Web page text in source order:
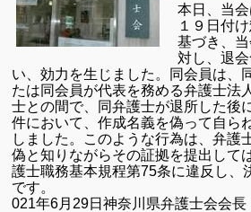
本日、当
１９日付
基づき、
対し、退
い、効力を生じました。 同会員は、
たは同会員が代表を務める弁護士法
士との間で、同弁護士が退所した後
件において、作成名義を偽って自ら
しました。 このような行為は、弁護
偽と知りながらその証拠を提出して
護士職務基本規程第75条に違反し、
です。
021年6月29日神奈川県弁護士会会